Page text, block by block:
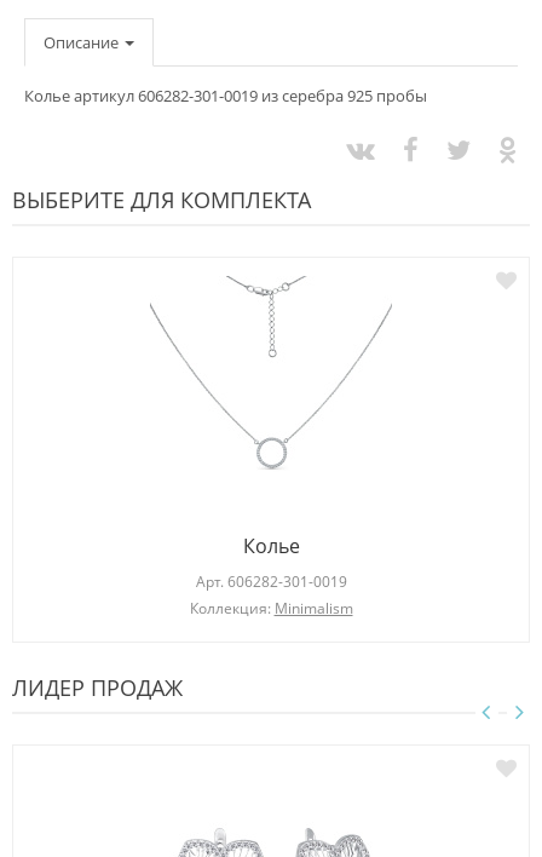
Описание
Колье артикул 606282-301-0019 из серебра 925 пробы
ВЫБЕРИТЕ ДЛЯ КОМПЛЕКТА
Колье
Арт. 606282-301-0019
Коллекция: Minimalism
ЛИДЕР ПРОДАЖ